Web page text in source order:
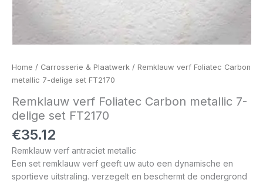
Home / Carrosserie & Plaatwerk / Remklauw verf Foliatec Carbon
metallic 7-delige set FT2170
Remklauw verf Foliatec Carbon metallic 7-
delige set FT2170
€35.12
Remklauw verf antraciet metallic
Een set remklauw verf geeft uw auto een dynamische en
sportieve uitstraling. verzegelt en beschermt de ondergrond